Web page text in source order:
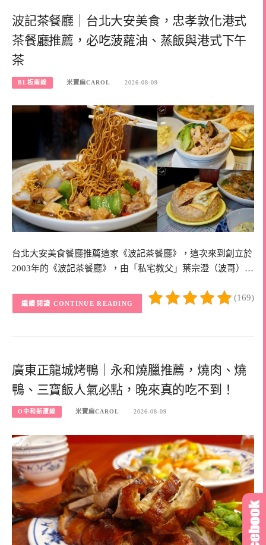
波記茶餐廳｜台北大安美食，忠孝敦化港式
茶餐廳推薦，必吃菠蘿油、蒸飯與港式下午
茶
BL板南線 米寶麻CAROL 2026-08-09
台北大安美食餐廳推薦這家《波記茶餐廳》，這次來到創立於
2003年的《波記茶餐廳》，由「私宅教父」葉宗澄（波哥）…
(169)
CONTINUE READING
廣東正龍城烤鴨｜永和燒臘推薦，燒肉、燒
鴨、三寶飯人氣必點，晚來真的吃不到！
O中和新蘆線 米寶麻CAROL 2026-08-09